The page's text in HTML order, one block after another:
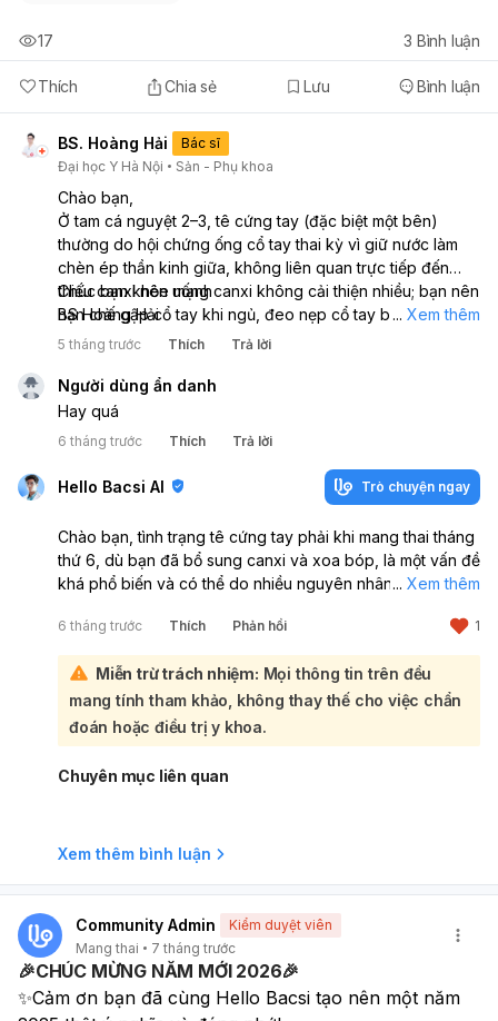
Thích Chia sẻ Lưu Bình luận
17 3 Bình luận
BS. Hoàng Hải
Bác sĩ
Đại học Y Hà Nội
Sản - Phụ khoa
Chào bạn,
Ở tam cá nguyệt 2–3, tê cứng tay (đặc biệt một bên)
thường do hội chứng ống cổ tay thai kỳ vì giữ nước làm
chèn ép thần kinh giữa, không liên quan trực tiếp đến
thiếu canxi nên uống canxi không cải thiện nhiều; bạn nên
hạn chế gập cổ tay khi ngủ, đeo nẹp cổ tay ban đêm,
tránh làm việc lặp lại, kê cao tay khi nghỉ, có thể tập kéo
kèm yếu cơ hoặc teo cơ mô cái thì cần khám chuyên
khoa để cân nhắc điều trị thêm. Phần lớn trường hợp sẽ
giảm rõ hoặc tự hết sau sinh khi tình trạng giữ nước cải
thiện trong vài tuần đến vài tháng.
Chúc bạn khỏe mạnh
BS Hoàng Hải
... Xem thêm
5 tháng trước Thích Trả lời
Người dùng ẩn danh
Hay quá
6 tháng trước Thích Trả lời
Hello Bacsi AI Trò chuyện ngay
Chào bạn, tình trạng tê cứng tay phải khi mang thai tháng
thứ 6, dù bạn đã bổ sung canxi và xoa bóp, là một vấn đề
khá phổ biến và có thể do nhiều nguyên nhân khác nhau:
Hội chứng ống cổ tay:Đây là nguyên nhân thường
gặp nhất gây tê tay ở bà bầu. Khi mang thai, cơ thể tích
tụ nhiều chất lỏng hơn, có thể gây sưng và chèn ép
dây thần kinh giữa ở cổ tay, dẫn đến tê, ngứa ran và
cứng tay.
Khớp dịch chuyển:Hormone relaxin trong thai kỳ làm
các khớp và dây chằng giãn ra, có thể gây chèn ép
Mặc dù bạn đã bổ sung canxi, nhưng nếu tình trạng
không cải thiện, có thể nguyên nhân không phải do
thụ.Cách khắc phục tạm thời tại nhà:
Thay đổi tư thế ngủ:Tránh nằm đè lên tay hoặc ngủ
với tay bị gập.
Luyện tập và xoa bóp:Tiếp tục xoa bóp nhẹ nhàng,
... Xem thêm
6 tháng trước Thích Phản hồi 1
Miễn trừ trách nhiệm: Mọi thông tin trên đều
mang tính tham khảo, không thay thế cho việc chẩn
đoán hoặc điều trị y khoa.
Chuyên mục liên quan
Xem thêm bình luận
Community Admin
Kiểm duyệt viên
Mang thai
7 tháng trước
🎉CHÚC MỪNG NĂM MỚI 2026🎉
✨Cảm ơn bạn đã cùng Hello Bacsi tạo nên một năm